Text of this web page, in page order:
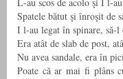
L-au scos de acolo şi I l-
Spatele bătut şi înroşit de
I l-au legat în spinare, să-l
Era atât de slab de post,
Nu avea sandale, era în
Poate că ar mai fi plâns